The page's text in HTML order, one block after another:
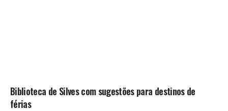
Biblioteca de Silves com sugestões para destinos de
férias